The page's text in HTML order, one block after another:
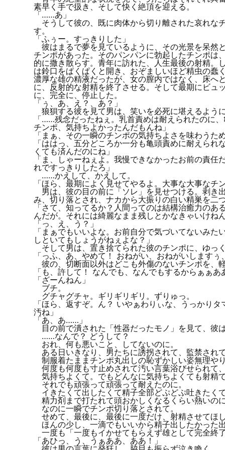
素早く手で扱き、そして快く絶頂を迎える。
「……あ」
そうして彼の、既に肉体から切り離された哀れな
す。
「ふぅー。すっきりした」
彼はまるで夢を見ているように、その光景を呆然
チンポがあった。そのパンパンに勃起したチンポは
的に撒き散らす。青年に訪れた、人生最後の射精。
は鈴口をぱくぱくと開き、おぞましいほど精虫の蠢
濃厚な雄の精液だったが、女の膣内ではなく、床へ
に、反射的な射精を終了させる。そして最期にビュ
に、完全に、停止した。
「ぅ、あ、え？、あ？」
狼狽する彼を見て男は、笑いを必死に堪えるよう
「……残念だったねぇ。乳首責めは耐えられたのに
チンポ、気持ちよかったんだもんね」
「まぁ、その一瞬のチンポの気持ちよさを味わう
「ははっ、五分どころか一分も亀頭責めに耐えら
くても済んだのにね」
「ま、しゃーねぇよ。我慢できなかったお前の責
れですっきりしたろ」
……かえして、かえして。
「ほら、最期によく見せてやるよ。大事な大事な
男は、彼の目の前に「ソレ」を見せつける。剥き
み、切り落とされ、ナカから大振りの白い精巣を二
「さて、知ってるか？人間ってのは結構治癒力の
んだが。それには綺麗なまま残しとかなきゃいけね
「っ、え、う？」
「まぁでもいいよな。お前自分で気づいてないみ
しといてもしょうがねぇよな？」
そして男は、置き捨てられた彼のチンポに、ゆっ
「っふ、あ、やめて！ おねがい、おねがいしますぅ
彼の、切断面以外はどこも外傷のないチンポを、
「も、許して！ なんでも、なんでもするからぁぁ
「ざーんねん」
ブチ。
グチャグチャ。ギリギリギリ。ずりゅっ。
「ほら、返すぞ。ん？ いやぁわりぃな、うっかり
汚ね」
「あ、あ……」
目の前で潰された「性器だったモノ」を見て、彼
……なんで？ どうして？
おれ、何も悪いこと、してないのに。
ある日いきなり、男たちに誘拐されて、監禁され
制服着たままチンポ丸出しの恥ずかしい姿無理や
何度も何度も寸止めされて汚い言葉浴びせられて
気持ちよくて。でもどんなに気持ちよくても射精
それでも頑張って頑張って耐えたのに。
イきたくて出したくて精子全部どぷどぷ吐きたく
精力剤まで打たれて頭おかしくなるくらい熱いの
なのに一瞬でチンポ切り落とされて。
せめて、最後に、最後に一度だけ、射精させてほ
ほんの少し、一滴でもいいから精子出したかった
一度も「一度もイかせてもらえず雄として完全終
「あひっ、う、うぁああ、ああ！」